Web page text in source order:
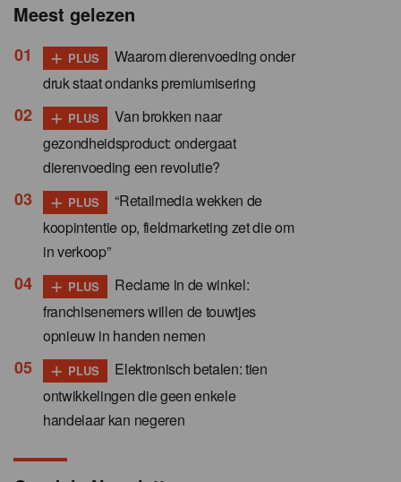
Meest gelezen
+ PLUS
Waarom dierenvoeding onder
druk staat ondanks premiumisering
+ PLUS
Van brokken naar
gezondheidsproduct: ondergaat
dierenvoeding een revolutie?
+ PLUS
“Retailmedia wekken de
koopintentie op, fieldmarketing zet die om
in verkoop”
+ PLUS
Reclame in de winkel:
franchisenemers willen de touwtjes
opnieuw in handen nemen
+ PLUS
Elektronisch betalen: tien
ontwikkelingen die geen enkele
handelaar kan negeren